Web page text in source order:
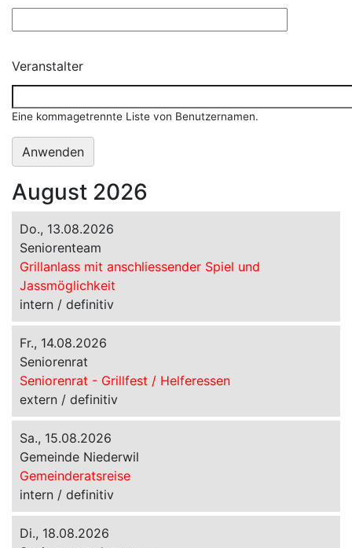
Veranstalter
Eine kommagetrennte Liste von Benutzernamen.
August 2026
Do., 13.08.2026
Seniorenteam
Grillanlass mit anschliessender Spiel und
Jassmöglichkeit
intern / definitiv
Fr., 14.08.2026
Seniorenrat
Seniorenrat - Grillfest / Helferessen
extern / definitiv
Sa., 15.08.2026
Gemeinde Niederwil
Gemeinderatsreise
intern / definitiv
Di., 18.08.2026